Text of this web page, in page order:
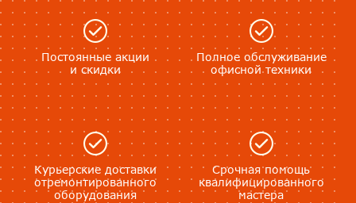
Постоянные акции
и скидки
Полное обслуживание
офисной техники
Курьерские доставки
отремонтированного
оборудования
Срочная помощь
квалифицированного
мастера